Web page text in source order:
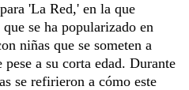
'La Red,' en la que
se ha popularizado en
niñas que se someten a
a su corta edad. Durante
se refirieron a cómo este